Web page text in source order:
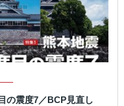
の震度7／BCP見直し